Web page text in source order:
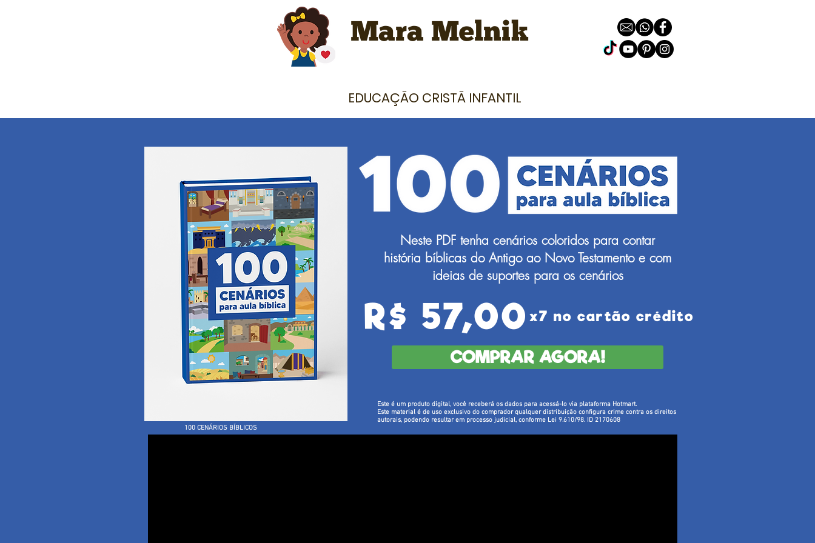
Mara Melnik
EDUCAÇÃO CRISTÃ INFANTIL
Neste PDF tenha cenários coloridos para contar
história bíblicas do Antigo ao Novo Testamento e com
ideias de suportes para os cenários
R$ 57,00 x7 no cartão crédito
COMPRAR AGORA!
Este é um produto digital, você receberá os dados para acessá-lo via plataforma Hotmart.
Este material é de uso exclusivo do comprador qualquer distribuição configura crime contra os direitos
autorais, podendo resultar em processo judicial, conforme Lei 9.610/98. ID 2170608
100 CENÁRIOS BÍBLICOS